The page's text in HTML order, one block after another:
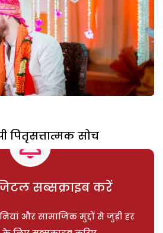
पितृसत्तात्मक सोच
सब्सक्राइब करें
और सामाजिक मुद्दों से जुड़ी हर